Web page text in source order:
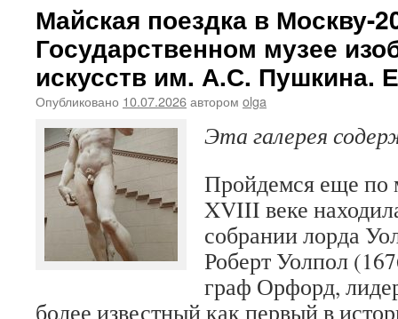
Майская поездка в Москву-
Государственном музее
искусств им. А.С. Пушкина.
Опубликовано 10.07.2026автором olga
Эта галерея
Пройдемся еще по
XVIII веке
собрании лорда
Роберт Уолпол
граф Орфорд,
более известный как первый в